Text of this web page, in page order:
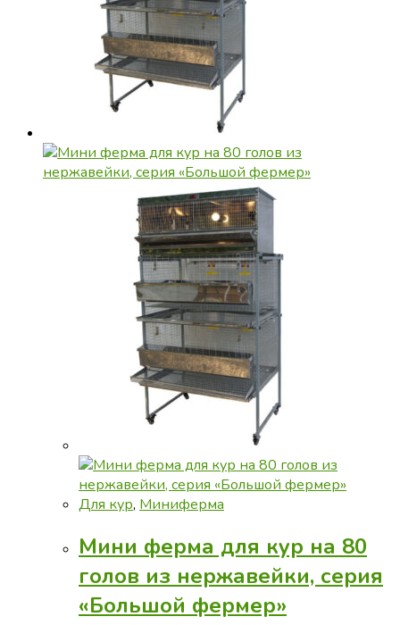
Для кур, Миниферма
Мини ферма для кур на 80
голов из нержавейки, серия
«Большой фермер»